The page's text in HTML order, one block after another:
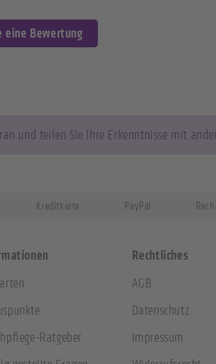
eine Bewertung
und teilen Sie Ihre Erkenntnisse mit
Ratgeber
Rechtliches
AGB
Datenschutz
Impressum
Kreditkarte PayPal